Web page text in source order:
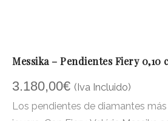
Messika – Pendientes Fiery 0,10
3.180,00€ (Iva Incluido)
Los pendientes de diamantes